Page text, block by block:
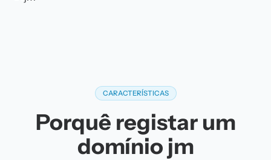
CARACTERÍSTICAS
Porquê registar um
domínio jm